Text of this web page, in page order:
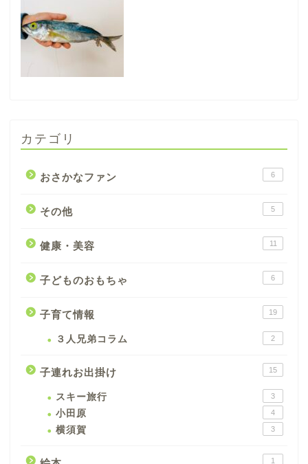
カテゴリ
おさかなファン 6
その他 5
健康・美容 11
子どものおもちゃ 6
子育て情報 19
３人兄弟コラム 2
子連れお出掛け 15
スキー旅行 3
小田原 4
横須賀 3
1